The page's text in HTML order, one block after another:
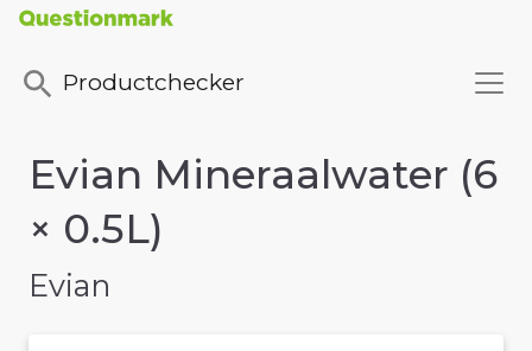
Productchecker
Evian Mineraalwater (6
× 0.5L)
Evian